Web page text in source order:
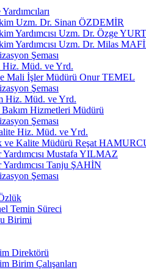
Uzm. Dr. Sinan ÖZDEMİR
Yardımcısı Uzm. Dr. Özge
Yardımcısı Uzm. Dr. Milas
Şeması
Müd. ve Yrd.
Mali İşler Müdürü Onur TEMEL
Şeması
Hiz. Müd. ve Yrd.
Bakım Hizmetleri Müdürü
Şeması
Hiz. Müd. ve Yrd.
ve Kalite Müdürü Reşat
Mustafa YILMAZ
Tanju ŞAHİN
Şeması
Temin Süreci
Birimi
Direktörü
Birim Çalışanları